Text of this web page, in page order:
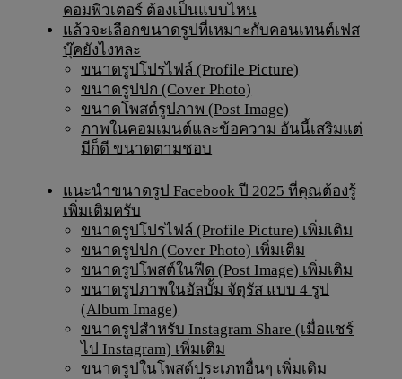
คอมพิวเตอร์ ต้องเป็นแบบไหน
แล้วจะเลือกขนาดรูปที่เหมาะกับคอนเทนต์เฟส
บุ๊คยังไงหละ
ขนาดรูปโปรไฟล์ (Profile Picture)
ขนาดรูปปก (Cover Photo)
ขนาดโพสต์รูปภาพ (Post Image)
ภาพในคอมเมนต์และข้อความ อันนี้เสริมแต่
มีก็ดี ขนาดตามชอบ
แนะนำขนาดรูป Facebook ปี 2025 ที่คุณต้องรู้
เพิ่มเติมครับ
ขนาดรูปโปรไฟล์ (Profile Picture) เพิ่มเติม
ขนาดรูปปก (Cover Photo) เพิ่มเติม
ขนาดรูปโพสต์ในฟีด (Post Image) เพิ่มเติม
ขนาดรูปภาพในอัลบั้ม จัตุรัส แบบ 4 รูป
(Album Image)
ขนาดรูปสำหรับ Instagram Share (เมื่อแชร์
ไป Instagram) เพิ่มเติม
ขนาดรูปในโพสต์ประเภทอื่นๆ เพิ่มเติม